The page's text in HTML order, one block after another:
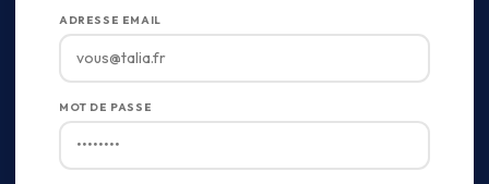
ADRESSE EMAIL
MOT DE PASSE